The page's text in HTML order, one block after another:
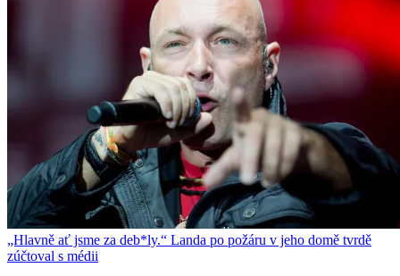
„Hlavně ať jsme za deb*ly.“ Landa po požáru v jeho domě tvrdě
zúčtoval s médii